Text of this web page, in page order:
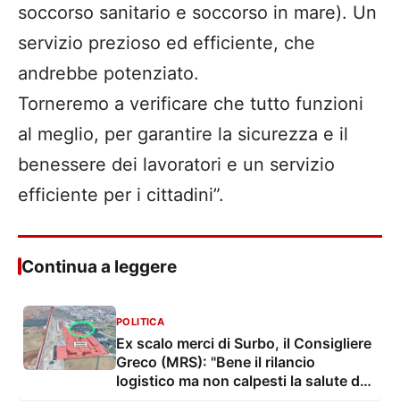
soccorso sanitario e soccorso in mare). Un
servizio prezioso ed efficiente, che
andrebbe potenziato.
Torneremo a verificare che tutto funzioni
al meglio, per garantire la sicurezza e il
benessere dei lavoratori e un servizio
efficiente per i cittadini”.
Continua a leggere
POLITICA
Ex scalo merci di Surbo, il Consigliere
Greco (MRS): "Bene il rilancio
logistico ma non calpesti la salute dei